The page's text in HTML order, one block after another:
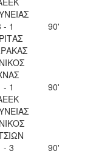
- 1
90'
- 1
90'
- 3
90'